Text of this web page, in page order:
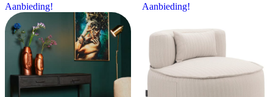
Aanbieding! Aanbieding!